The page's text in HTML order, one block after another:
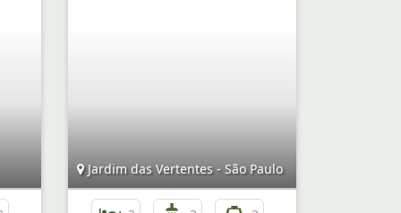
Jardim das Vertentes - São Paulo